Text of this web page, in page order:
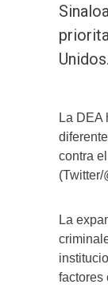
La DEA
contra
(Twitter/
La
factores